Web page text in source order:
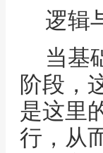
逻辑
当基
阶段，
是这里
行，从